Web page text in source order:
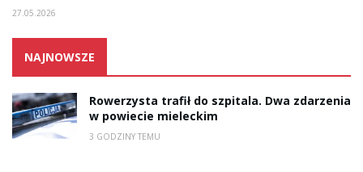
27.05.2026
NAJNOWSZE
Rowerzysta trafił do szpitala. Dwa zdarzenia
w powiecie mieleckim
3 GODZINY TEMU